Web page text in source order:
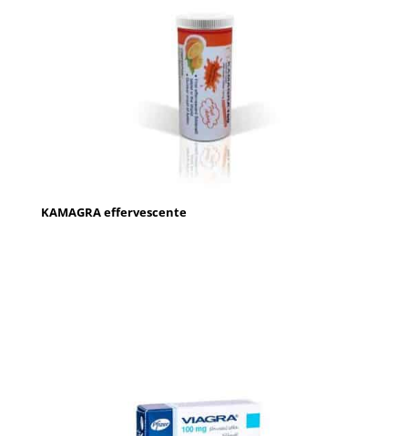
KAMAGRA effervescente